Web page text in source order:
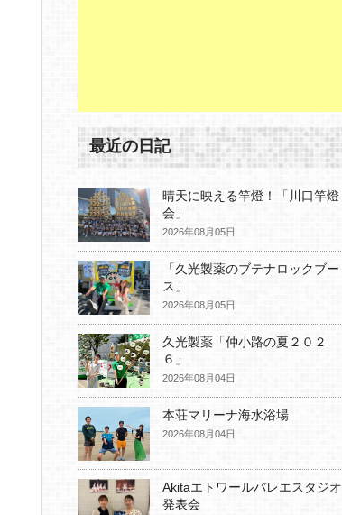
最近の日記
晴天に映える竿燈！「川口竿燈
会」
2026年08月05日
「久光製薬のブテナロックブー
ス」
2026年08月05日
久光製薬「仲小路の夏２０２
６」
2026年08月04日
本荘マリーナ海水浴場
2026年08月04日
Akitaエトワールバレエスタジオ
発表会